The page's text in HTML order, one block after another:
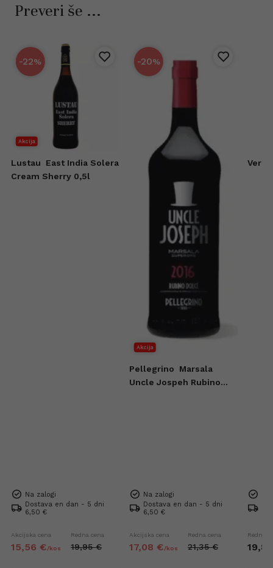
Preveri še ...
-22%
Akcija
Lustau
East India Solera
Cream Sherry 0,5l
Na zalogi
Dostava en dan - 5 dni
6,50 €
Akcijska cena
15,56 €/kos
Redna cena
19,95 €
-20%
Akcija
Pellegrino
Marsala
Uncle Jospeh Rubino
Na zalogi
Dostava en dan - 5 dni
6,50 €
Akcijska cena
17,08 €/kos
Redna cena
21,35 €
Redna
19,89